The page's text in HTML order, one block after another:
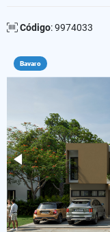
Código: 9974033
Bavaro